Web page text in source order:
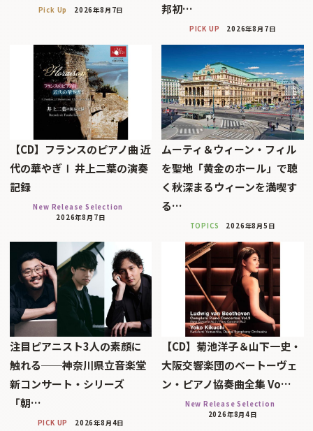
Pick Up 2026年8月7日
邦初…
PICK UP 2026年8月7日
【CD】フランスのピアノ曲 近
代の華やぎⅠ 井上二葉の演奏
記録
New Release Selection
2026年8月7日
ムーティ＆ウィーン・フィル
を聖地「黄金のホール」で聴
く秋深まるウィーンを満喫す
る…
TOPICS 2026年8月5日
注目ピアニスト3人の素顔に
触れる──神奈川県立音楽堂
新コンサート・シリーズ
「朝…
PICK UP 2026年8月4日
【CD】菊池洋子＆山下一史・
大阪交響楽団のベートーヴェ
ン・ピアノ協奏曲全集 Vo…
New Release Selection
2026年8月4日